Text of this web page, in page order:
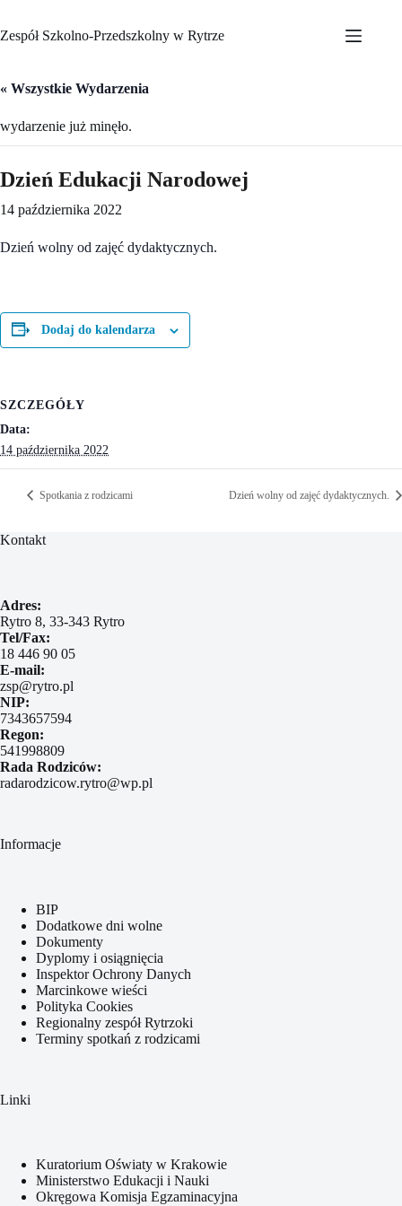
treści
Zespół Szkolno-Przedszkolny w Rytrze
« Wszystkie Wydarzenia
wydarzenie już minęło.
Dzień Edukacji Narodowej
14 października 2022
Dzień wolny od zajęć dydaktycznych.
Dodaj do kalendarza
SZCZEGÓŁY
Data:
14 października 2022
Spotkania z rodzicami Dzień wolny od zajęć dydaktycznych.
Kontakt
Adres:
Rytro 8, 33-343 Rytro
Tel/Fax:
18 446 90 05
E-mail:
zsp@rytro.pl
NIP:
7343657594
Regon:
541998809
Rada Rodziców:
radarodzicow.rytro@wp.pl
Informacje
BIP
Dodatkowe dni wolne
Dokumenty
Dyplomy i osiągnięcia
Inspektor Ochrony Danych
Marcinkowe wieści
Polityka Cookies
Regionalny zespół Rytrzoki
Terminy spotkań z rodzicami
Linki
Kuratorium Oświaty w Krakowie
Ministerstwo Edukacji i Nauki
Okręgowa Komisja Egzaminacyjna